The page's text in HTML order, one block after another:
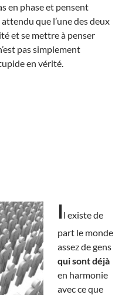
en phase et pensent
que l’une des deux
et se mettre à penser
pas simplement
en vérité.
Il existe de
part le monde
assez de gens
qui sont déjà
en harmonie
avec ce que